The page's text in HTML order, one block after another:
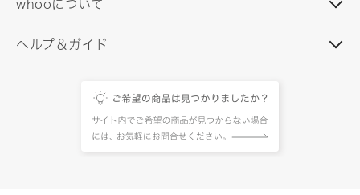
whooについて
ヘルプ＆ガイド